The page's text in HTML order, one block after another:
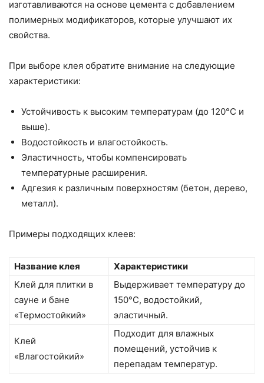
изготавливаются на основе цемента с добавлением
полимерных модификаторов, которые улучшают их
свойства.
При выборе клея обратите внимание на следующие
характеристики:
Устойчивость к высоким температурам (до 120°C и
выше).
Водостойкость и влагостойкость.
Эластичность, чтобы компенсировать
температурные расширения.
Адгезия к различным поверхностям (бетон, дерево,
металл).
Примеры подходящих клеев:
Название клея
Характеристики
Клей для плитки в
сауне и бане
«Термостойкий»
Выдерживает температуру до
150°C, водостойкий,
эластичный.
Клей
«Влагостойкий»
Подходит для влажных
помещений, устойчив к
перепадам температур.